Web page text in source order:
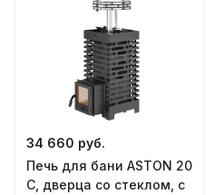
34 660 руб.
Печь для бани ASTON 20
С, дверца со стеклом, с